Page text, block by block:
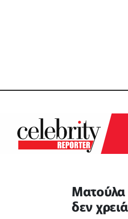
Ματούλα
δεν